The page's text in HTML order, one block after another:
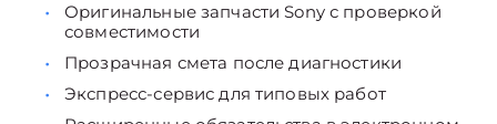
Оригинальные запчасти Sony с проверкой
совместимости
Прозрачная смета после диагностики
Экспресс-сервис для типовых работ